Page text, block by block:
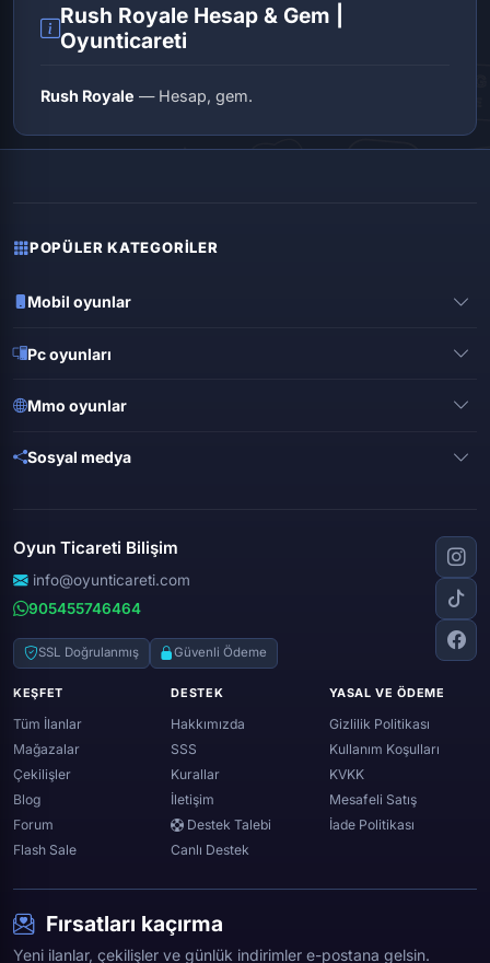
Rush Royale Hesap & Gem |
Oyunticareti
Rush Royale — Hesap, gem.
POPÜLER KATEGORILER
Mobil oyunlar
Mobile legends
Free fire
Minecraft
Pc oyunları
Gta online
Lost ark
World of warcraft
Zula
Mmo oyunlar
Wolfteam
Black desert online
Genshin ımpact
Sosyal medya
Discord
Youtube
Twitter (x)
Spotify
Oyun Ticareti Bilişim
info@oyunticareti.com
905455746464
SSL Doğrulanmış Güvenli Ödeme
KEŞFET
Tüm İlanlar
Mağazalar
Çekilişler
Blog
Forum
Flash Sale
DESTEK
Hakkımızda
SSS
Kurallar
İletişim
Destek Talebi
Canlı Destek
YASAL VE ÖDEME
Gizlilik Politikası
Kullanım Koşulları
KVKK
Mesafeli Satış
İade Politikası
Fırsatları kaçırma
Yeni ilanlar, çekilişler ve günlük indirimler e-postana gelsin.